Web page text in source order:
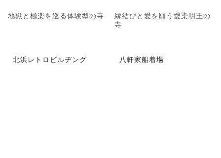
地獄と極楽を巡る体験型の寺
縁結びと愛を願う愛染明王の
寺
北浜レトロビルヂング 八軒家船着場